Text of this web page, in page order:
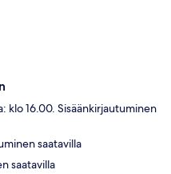
klo 16.00. Sisäänkirjautuminen
saatavilla
saatavilla